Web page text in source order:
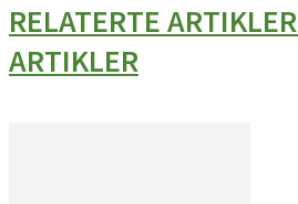
RELATERTE ARTIKLER
ARTIKLER